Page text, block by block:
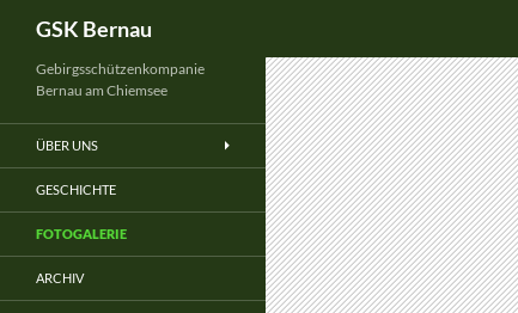
GSK Bernau
Gebirgsschützenkompanie
Bernau am Chiemsee
ÜBER UNS
GESCHICHTE
FOTOGALERIE
ARCHIV